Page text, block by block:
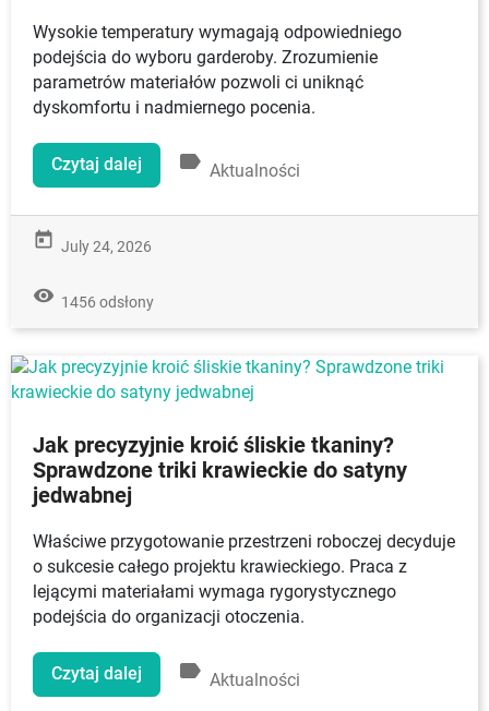
Wysokie temperatury wymagają odpowiedniego
podejścia do wyboru garderoby. Zrozumienie
parametrów materiałów pozwoli ci uniknąć
dyskomfortu i nadmiernego pocenia.
Czytaj dalej label Aktualności
today July 24, 2026
remove_red_eye 1456 odsłony
Jak precyzyjnie kroić śliskie tkaniny?
Sprawdzone triki krawieckie do satyny
jedwabnej
Właściwe przygotowanie przestrzeni roboczej decyduje
o sukcesie całego projektu krawieckiego. Praca z
lejącymi materiałami wymaga rygorystycznego
podejścia do organizacji otoczenia.
Czytaj dalej label Aktualności